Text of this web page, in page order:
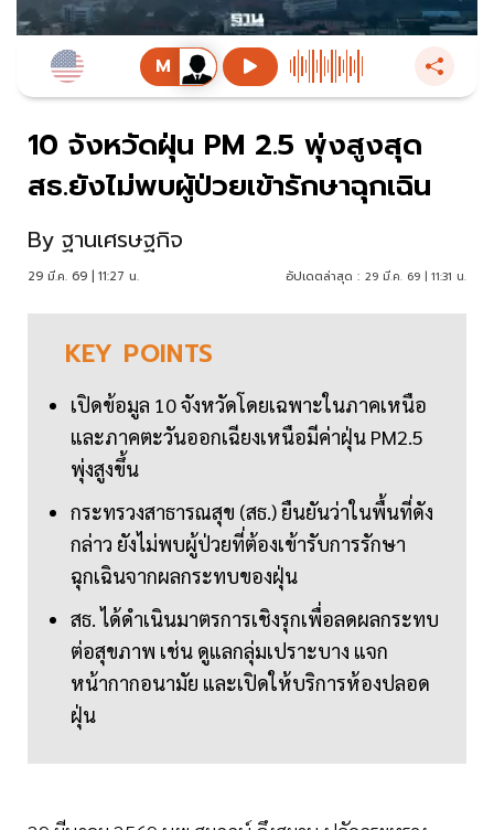
10 จังหวัดฝุ่น PM 2.5 พุ่งสูงสุด
สธ.ยังไม่พบผู้ป่วยเข้ารักษาฉุกเฉิน
By ฐานเศรษฐกิจ
29 มี.ค. 69 | 11:27 น. อัปเดตล่าสุด : 29 มี.ค. 69 | 11:31 น.
KEY POINTS
เปิดข้อมูล 10 จังหวัดโดยเฉพาะในภาคเหนือ
และภาคตะวันออกเฉียงเหนือมีค่าฝุ่น PM2.5
พุ่งสูงขึ้น
กระทรวงสาธารณสุข (สธ.) ยืนยันว่าในพื้นที่ดัง
กล่าว ยังไม่พบผู้ป่วยที่ต้องเข้ารับการรักษา
ฉุกเฉินจากผลกระทบของฝุ่น
สธ. ได้ดำเนินมาตรการเชิงรุกเพื่อลดผลกระทบ
ต่อสุขภาพ เช่น ดูแลกลุ่มเปราะบาง แจก
หน้ากากอนามัย และเปิดให้บริการห้องปลอด
ฝุ่น